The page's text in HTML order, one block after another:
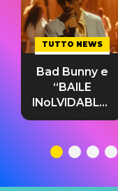
TUTTO NEWS
Bad Bunny e
“BAILE
INoLVIDABLE”:
testo,
significato